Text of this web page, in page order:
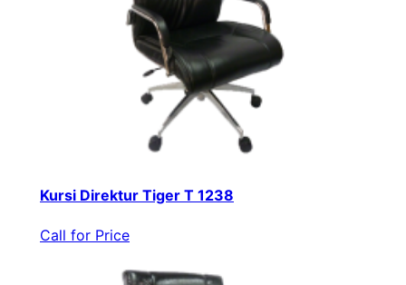
Kursi Direktur Tiger T 1238
Call for Price